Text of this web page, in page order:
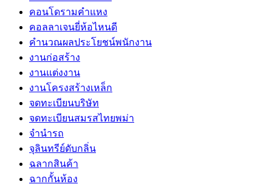
คอนโดรามคำแหง
คอลลาเจนยี่ห้อไหนดี
คำนวณผลประโยชน์พนักงาน
งานก่อสร้าง
งานแต่งงาน
งานโครงสร้างเหล็ก
จดทะเบียนบริษัท
จดทะเบียนสมรสไทยพม่า
จำนำรถ
จุลินทรีย์ดับกลิ่น
ฉลากสินค้า
ฉากกั้นห้อง